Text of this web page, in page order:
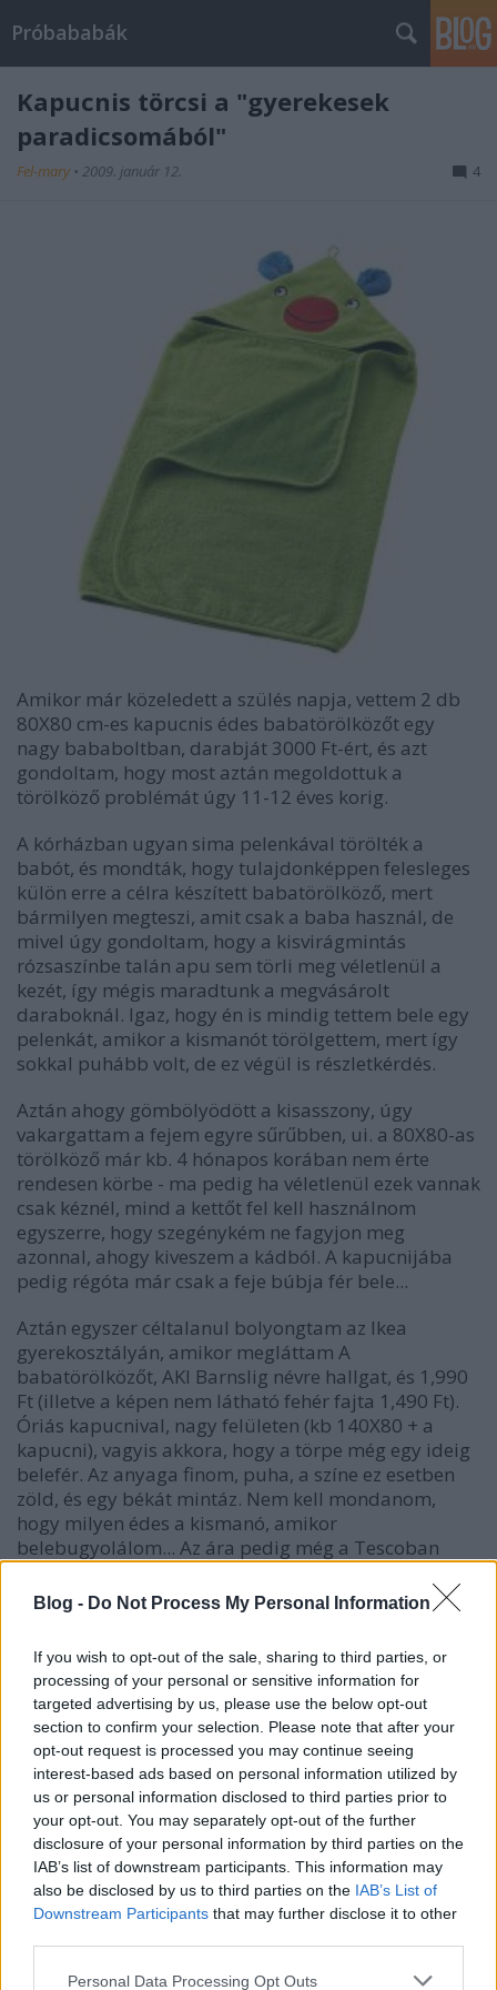
Blog - Do Not Process My Personal Information
If you wish to opt-out of the sale, sharing to third parties, or
processing of your personal or sensitive information for
targeted advertising by us, please use the below opt-out
section to confirm your selection. Please note that after your
opt-out request is processed you may continue seeing
interest-based ads based on personal information utilized by
us or personal information disclosed to third parties prior to
your opt-out. You may separately opt-out of the further
disclosure of your personal information by third parties on the
IAB’s list of downstream participants. This information may
also be disclosed by us to third parties on the IAB’s List of
Downstream Participants that may further disclose it to other
Please note that this website/app uses one or more Google
Personal Data Processing Opt Outs
Próbababák
Kapucnis törcsi a "gyerekesek
paradicsomából"
Fel-mary • 2009. január 12. 4
Amikor már közeledett a szülés napja, vettem 2 db
80X80 cm-es kapucnis édes babatörölközőt egy
nagy bababoltban, darabját 3000 Ft-ért, és azt
gondoltam, hogy most aztán megoldottuk a
törölköző problémát úgy 11-12 éves korig.
A kórházban ugyan sima pelenkával törölték a
babót, és mondták, hogy tulajdonképpen felesleges
külön erre a célra készített babatörölköző, mert
bármilyen megteszi, amit csak a baba használ, de
mivel úgy gondoltam, hogy a kisvirágmintás
rózsaszínbe talán apu sem törli meg véletlenül a
kezét, így mégis maradtunk a megvásárolt
daraboknál. Igaz, hogy én is mindig tettem bele egy
pelenkát, amikor a kismanót törölgettem, mert így
sokkal puhább volt, de ez végül is részletkérdés.
Aztán ahogy gömbölyödött a kisasszony, úgy
vakargattam a fejem egyre sűrűbben, ui. a 80X80-as
törölköző már kb. 4 hónapos korában nem érte
rendesen körbe - ma pedig ha véletlenül ezek vannak
csak kéznél, mind a kettőt fel kell használnom
egyszerre, hogy szegénykém ne fagyjon meg
azonnal, ahogy kiveszem a kádból. A kapucnijába
pedig régóta már csak a feje búbja fér bele...
Aztán egyszer céltalanul bolyongtam az Ikea
gyerekosztályán, amikor megláttam A
babatörölközőt, AKI Barnslig névre hallgat, és 1,990
Ft (illetve a képen nem látható fehér fajta 1,490 Ft).
Óriás kapucnival, nagy felületen (kb 140X80 + a
kapucni), vagyis akkora, hogy a törpe még egy ideig
belefér. Az anyaga finom, puha, a színe ez esetben
zöld, és egy békát mintáz. Nem kell mondanom,
hogy milyen édes a kismanó, amikor
belebugyolálom... Az ára pedig még a Tescoban
szerintem egész korrekt. Az egyetlen szépséghibája a
dolognak csak annyi, hogy mindössze két tipus
kapható: a fent említett zöld, és az olcsóbb, semmit
nem formázó fehér, piros szegéllyel, ami ugyan
kicsit lányos, de elmegy.
Nagyobbaknak kapható még belebújós fajta,
ugyanilyen színvilággal, de mi azt egyenlőre
kihagytuk, mivel ebben még vígan elférünk. Akár én
is...
Egyébként pedig valószínűleg a sima törölköző is
megfelelne, vagy az egyszerű "kifogó" is, de a
kapucni-funkció tényleg szuper, és anya pedig